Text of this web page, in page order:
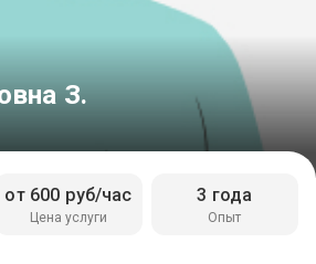
З.
Цена услуги
от 600 руб/час
Опыт
3 года